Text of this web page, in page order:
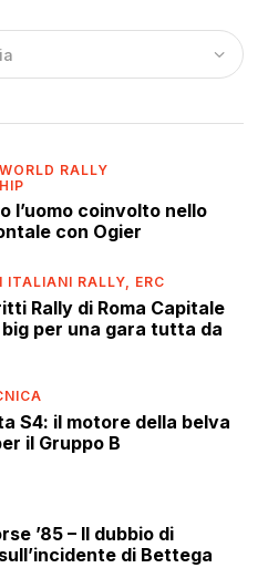
WORLD RALLY
l’uomo coinvolto nello
con Ogier
ITALIANI RALLY, ERC
Rally di Roma Capitale
per una gara tutta da
S4: il motore della belva
il Gruppo B
’85 – Il dubbio di
di Bettega